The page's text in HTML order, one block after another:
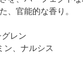
、官能的な香り。
レン
ン、ナルシス